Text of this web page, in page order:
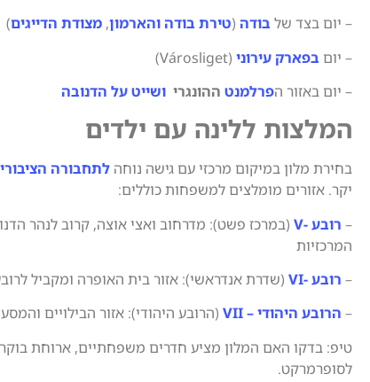
– יום בצד של בודה (טירת בודה והארמון, מצודת הדייגים)
– יום בפארק עירוני (Városliget)
– יום באזור הפרלמנט ההונגרי ושייט על הדנובה
המלצות ללינה עם ילדים
בחירת מלון במיקום מרכזי עם גישה נוחה לתחבורה
יקר. אזורים מומלצים למשפחות כוללים:
– רובע -V
(במרכז פשט): מדרחוב ואצי אוצה, קרוב לנהר
המרכזיות
– רובע -VI
(שדרת אנדראשי): אזור בית האופרה ומקביל
– הרובע היהודי – VII
(הרובע היהודי): אזור הבילויים
טיפ: בדקו האם המלון מציע חדרים משפחתיים, ארוחת בוקר
לסופרמרקט.